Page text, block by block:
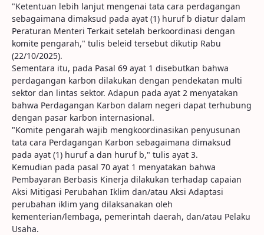
"Ketentuan lebih lanjut mengenai tata cara perdagangan
sebagaimana dimaksud pada ayat (1) huruf b diatur dalam
Peraturan Menteri Terkait setelah berkoordinasi dengan
komite pengarah," tulis beleid tersebut dikutip Rabu
(22/10/2025).
Sementara itu, pada Pasal 69 ayat 1 disebutkan bahwa
perdagangan karbon dilakukan dengan pendekatan multi
sektor dan lintas sektor. Adapun pada ayat 2 menyatakan
bahwa Perdagangan Karbon dalam negeri dapat terhubung
dengan pasar karbon internasional.
"Komite pengarah wajib mengkoordinasikan penyusunan
tata cara Perdagangan Karbon sebagaimana dimaksud
pada ayat (1) huruf a dan huruf b," tulis ayat 3.
Kemudian pada pasal 70 ayat 1 menyatakan bahwa
Pembayaran Berbasis Kinerja dilakukan terhadap capaian
Aksi Mitigasi Perubahan Iklim dan/atau Aksi Adaptasi
perubahan iklim yang dilaksanakan oleh
kementerian/lembaga, pemerintah daerah, dan/atau Pelaku
Usaha.